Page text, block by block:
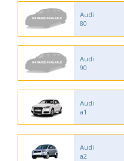
Audi
80
Audi
90
Audi
a1
Audi
a2